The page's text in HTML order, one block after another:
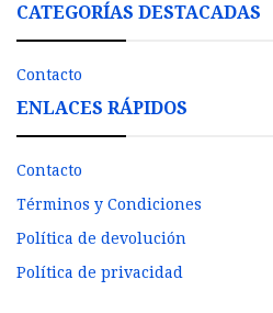
CATEGORÍAS DESTACADAS
Contacto
ENLACES RÁPIDOS
Contacto
Términos y Condiciones
Política de devolución
Política de privacidad